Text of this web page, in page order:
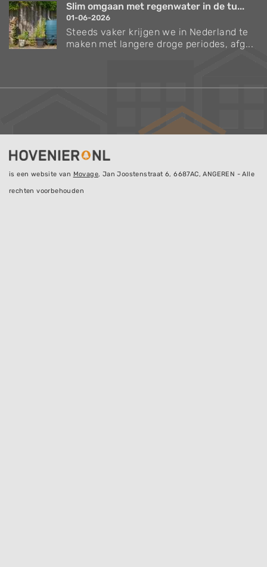
Slim omgaan met regenwater in de tu...
01-06-2026
Steeds vaker krijgen we in Nederland te
maken met langere droge periodes, afg...
is een website van Movage, Jan Joostenstraat 6, 6687AC, ANGEREN - Alle
rechten voorbehouden